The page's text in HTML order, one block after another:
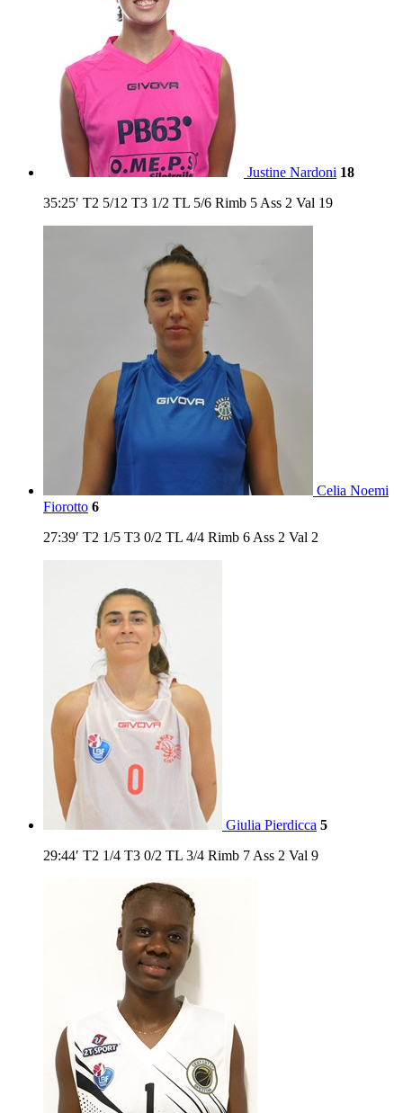
Justine Nardoni 18
35:25′ T2 5/12 T3 1/2 TL 5/6 Rimb 5 Ass 2 Val 19
Celia Noemi
Fiorotto 6
27:39′ T2 1/5 T3 0/2 TL 4/4 Rimb 6 Ass 2 Val 2
Giulia Pierdicca 5
29:44′ T2 1/4 T3 0/2 TL 3/4 Rimb 7 Ass 2 Val 9